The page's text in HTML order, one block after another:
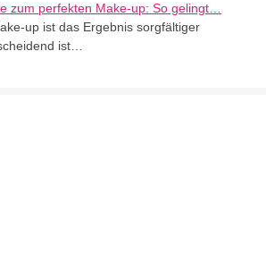
zum perfekten Make-up: So gelingt…
up ist das Ergebnis sorgfältiger
ist…